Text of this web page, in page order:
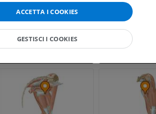
ACCETTA I COOKIES
GESTISCI I COOKIES